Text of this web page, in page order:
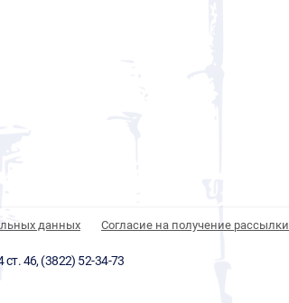
данных Согласие на получение рассылки
46, (3822) 52-34-73